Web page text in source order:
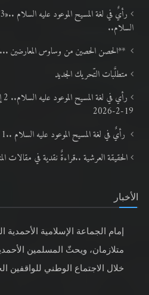
السلام..
**الحصن الحصين من وساوس المعارضين
متطلَّبات التّحريك الجديد
19-2-2026
رأيٌ في لغة المسيح الموعود عليه السلام ..1 في محنة اللغة ومعاني «الاشتهار»
الحقيقة العرشية ..قراءةٌ نقدية في مقالات
الأخبار
إمام الجماعة الإسلامية الأحمدية
متلازمان، ويحثّ المسلمين
خلال الاجتماع الوطني للواقفين الجدد